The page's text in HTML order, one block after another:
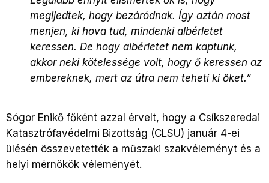
megijedtek, hogy bezáródnak. Így aztán most
menjen, ki hova tud, mindenki albérletet
keressen. De hogy albérletet nem kaptunk,
akkor neki kötelessége volt, hogy ő keressen az
embereknek, mert az útra nem teheti ki őket.”
Sógor Enikő főként azzal érvelt, hogy a Csíkszeredai
Katasztrófavédelmi Bizottság (CLSU) január 4-ei
ülésén összevetették a műszaki szakvéleményt és a
helyi mérnökök véleményét.